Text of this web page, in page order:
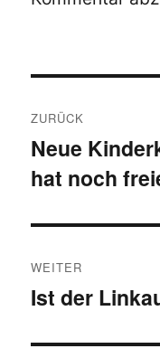
ZURÜCK
Vorheriger
Beitrag:
Neue
hat noch
WEITER
Nächster
Ist der